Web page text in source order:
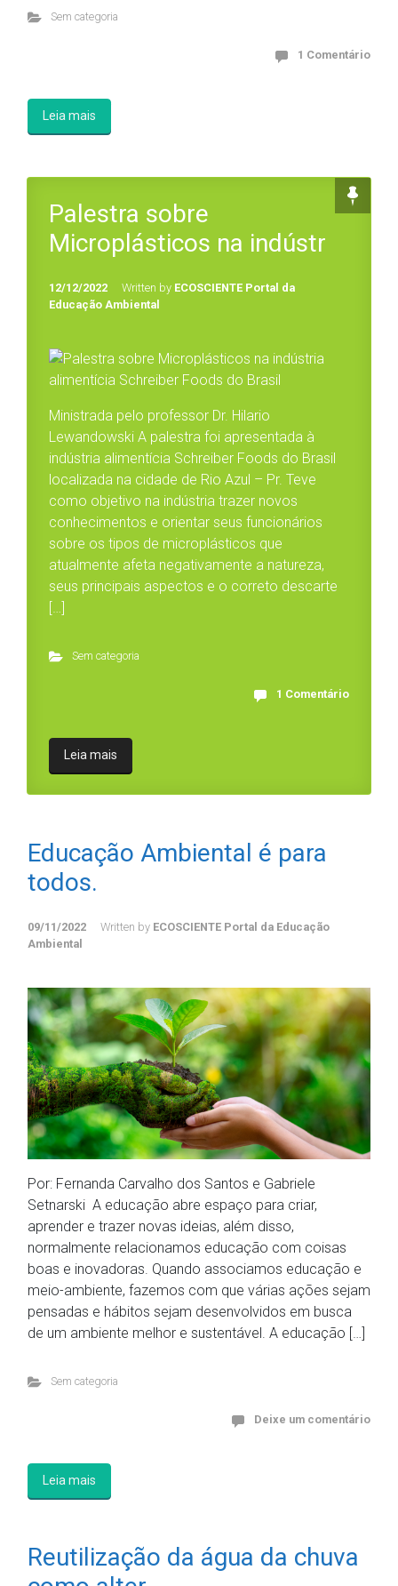
Sem categoria
1 Comentário
Leia mais
Palestra sobre
Microplásticos na indústr
12/12/2022 Written by ECOSCIENTE Portal da
Educação Ambiental
Ministrada pelo professor Dr. Hilario
Lewandowski A palestra foi apresentada à
indústria alimentícia Schreiber Foods do Brasil
localizada na cidade de Rio Azul – Pr. Teve
como objetivo na indústria trazer novos
conhecimentos e orientar seus funcionários
sobre os tipos de microplásticos que
atualmente afeta negativamente a natureza,
seus principais aspectos e o correto descarte
[…]
Sem categoria
1 Comentário
Leia mais
Educação Ambiental é para
todos.
09/11/2022 Written by ECOSCIENTE Portal da Educação
Ambiental
Por: Fernanda Carvalho dos Santos e Gabriele
Setnarski A educação abre espaço para criar,
aprender e trazer novas ideias, além disso,
normalmente relacionamos educação com coisas
boas e inovadoras. Quando associamos educação e
meio-ambiente, fazemos com que várias ações sejam
pensadas e hábitos sejam desenvolvidos em busca
de um ambiente melhor e sustentável. A educação […]
Sem categoria
Deixe um comentário
Leia mais
Reutilização da água da chuva